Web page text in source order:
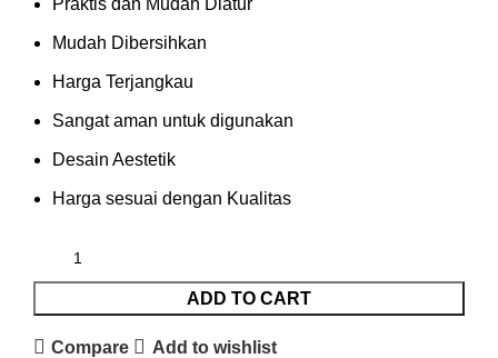
Praktis dan Mudah Diatur
Mudah Dibersihkan
Harga Terjangkau
Sangat aman untuk digunakan
Desain Aestetik
Harga sesuai dengan Kualitas
ADD TO CART
Compare Add to wishlist